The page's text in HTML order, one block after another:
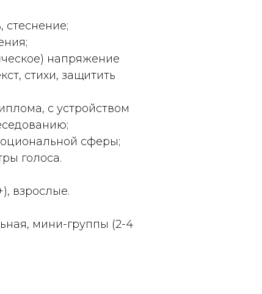
стеснение;
напряжение
стихи, защитить
с устройством
сферы;
голоса.
взрослые.
мини-группы (2-4